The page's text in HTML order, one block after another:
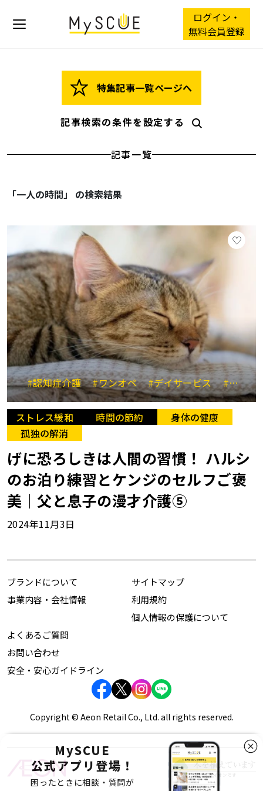
ログイン・
無料会員登録
特集記事一覧ページへ
記事検索の条件を設定する
記事一覧
「一人の時間」 の検索結果
#認知症介護 #ワンオペ #デイサービス #ショートステイ
ストレス緩和 時間の節約
身体の健康
孤独の解消
げに恐ろしきは人間の習慣！ ハルシ
のお泊り練習とケンジのセルフご褒
美｜父と息子の漫才介護⑤
2024年11月3日
MySCUE
公式アプリ登場！
困ったときに相談・質問が
ブランドについて
事業内容・会社情報
サイトマップ
利用規約
個人情報の保護について
よくあるご質問
お問い合わせ
安全・安心ガイドライン
Copyright © Aeon Retail Co., Ltd. all rights reserved.